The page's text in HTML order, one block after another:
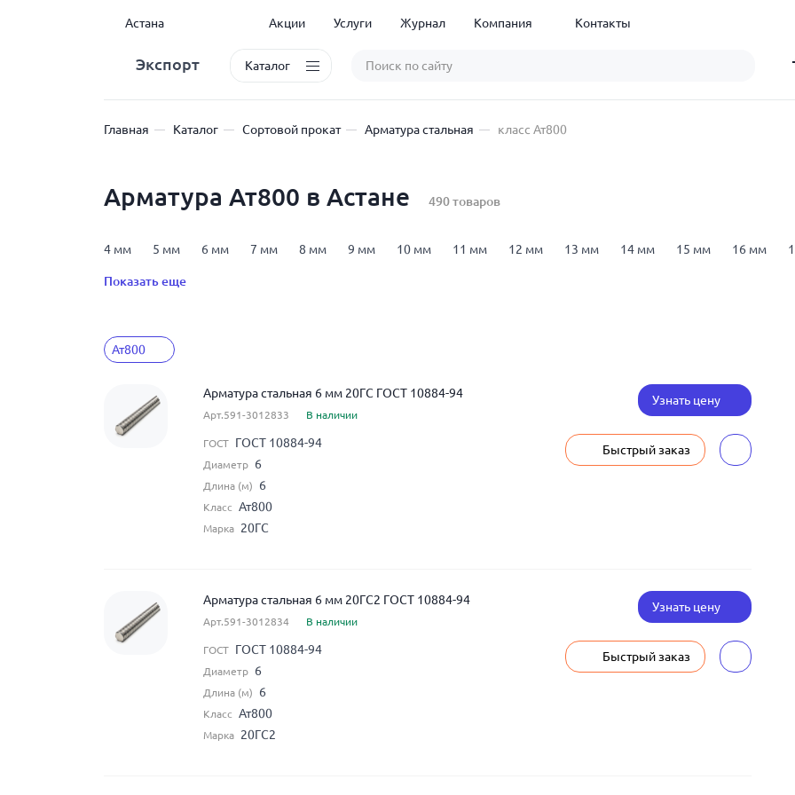
Астана Акции Услуги Журнал Компания Контакты
Экспорт Каталог
Главная Каталог Сортовой прокат Арматура стальная класс Ат800
Арматура Ат800 в Астане 490 товаров
4 мм 5 мм 6 мм 7 мм 8 мм 9 мм 10 мм 11 мм 12 мм 13 мм 14 мм 15 мм 16 мм
арматура А600
Показать еще
Ат800
Арматура стальная 6 мм 20ГС ГОСТ 10884-94
Арт.591-3012833 В наличии
ГОСТ ГОСТ 10884-94
Диаметр 6
Длина (м) 6
Класс Ат800
Марка 20ГС
Узнать цену
Быстрый заказ
Арматура стальная 6 мм 20ГС2 ГОСТ 10884-94
Арт.591-3012834 В наличии
ГОСТ ГОСТ 10884-94
Диаметр 6
Длина (м) 6
Класс Ат800
Марка 20ГС2
Узнать цену
Быстрый заказ